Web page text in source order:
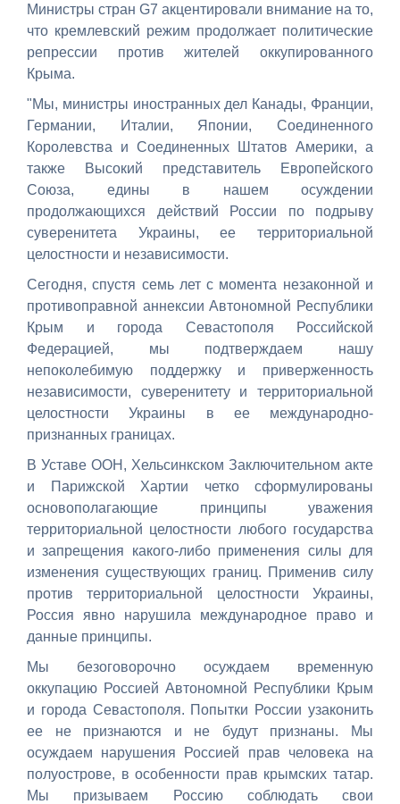
Министры стран G7 акцентировали внимание на то,
что кремлевский режим продолжает политические
репрессии против жителей оккупированного
Крыма.
"Мы, министры иностранных дел Канады, Франции,
Германии, Италии, Японии, Соединенного
Королевства и Соединенных Штатов Америки, а
также Высокий представитель Европейского
Союза, едины в нашем осуждении
продолжающихся действий России по подрыву
суверенитета Украины, ее территориальной
целостности и независимости.
Сегодня, спустя семь лет с момента незаконной и
противоправной аннексии Автономной Республики
Крым и города Севастополя Российской
Федерацией, мы подтверждаем нашу
непоколебимую поддержку и приверженность
независимости, суверенитету и территориальной
целостности Украины в ее международно-
признанных границах.
В Уставе ООН, Хельсинкском Заключительном акте
и Парижской Хартии четко сформулированы
основополагающие принципы уважения
территориальной целостности любого государства
и запрещения какого-либо применения силы для
изменения существующих границ. Применив силу
против территориальной целостности Украины,
Россия явно нарушила международное право и
данные принципы.
Мы безоговорочно осуждаем временную
оккупацию Россией Автономной Республики Крым
и города Севастополя. Попытки России узаконить
ее не признаются и не будут признаны. Мы
осуждаем нарушения Россией прав человека на
полуострове, в особенности прав крымских татар.
Мы призываем Россию соблюдать свои